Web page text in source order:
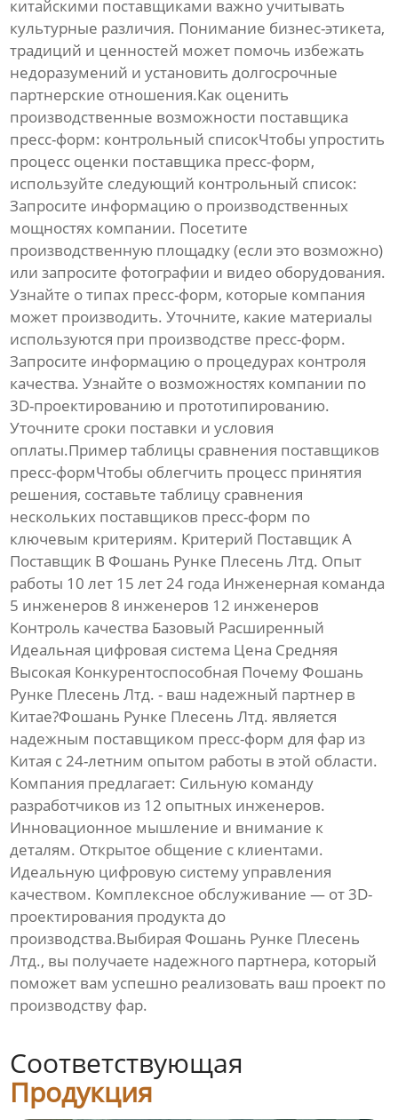
китайскими поставщиками важно учитывать
культурные различия. Понимание бизнес-этикета,
традиций и ценностей может помочь избежать
недоразумений и установить долгосрочные
партнерские отношения.Как оценить
производственные возможности поставщика
пресс-форм: контрольный списокЧтобы упростить
процесс оценки поставщика пресс-форм,
используйте следующий контрольный список:
Запросите информацию о производственных
мощностях компании. Посетите
производственную площадку (если это возможно)
или запросите фотографии и видео оборудования.
Узнайте о типах пресс-форм, которые компания
может производить. Уточните, какие материалы
используются при производстве пресс-форм.
Запросите информацию о процедурах контроля
качества. Узнайте о возможностях компании по
3D-проектированию и прототипированию.
Уточните сроки поставки и условия
оплаты.Пример таблицы сравнения поставщиков
пресс-формЧтобы облегчить процесс принятия
решения, составьте таблицу сравнения
нескольких поставщиков пресс-форм по
ключевым критериям. Критерий Поставщик A
Поставщик B Фошань Рунке Плесень Лтд. Опыт
работы 10 лет 15 лет 24 года Инженерная команда
5 инженеров 8 инженеров 12 инженеров
Контроль качества Базовый Расширенный
Идеальная цифровая система Цена Средняя
Высокая Конкурентоспособная Почему Фошань
Рунке Плесень Лтд. - ваш надежный партнер в
Китае?Фошань Рунке Плесень Лтд. является
надежным поставщиком пресс-форм для фар из
Китая с 24-летним опытом работы в этой области.
Компания предлагает: Сильную команду
разработчиков из 12 опытных инженеров.
Инновационное мышление и внимание к
деталям. Открытое общение с клиентами.
Идеальную цифровую систему управления
качеством. Комплексное обслуживание — от 3D-
проектирования продукта до
производства.Выбирая Фошань Рунке Плесень
Лтд., вы получаете надежного партнера, который
поможет вам успешно реализовать ваш проект по
производству фар.
Соответствующая
Продукция